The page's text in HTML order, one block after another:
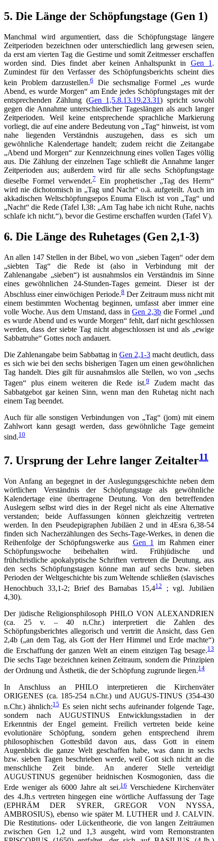
5. Die Länge der Schöpfungstage (Gen 1)
Manchmal wird argumentiert, dass die Schöpfungstage längere
Zeitperioden bezeichnen oder unterschiedlich lang gewesen seien,
da erst am vierten Tag die Gestirne und somit Zeitmesser erschaffen
worden sind. Dies findet aber keinen Anhaltspunkt in Gen 1 .
Zumindest für den Verfasser des Schöpfungsberichts scheint dies
kein Problem darzustellen.6Die sechsmalige Formel „es wurde
Abend, es wurde Morgen“ am Ende jedes Schöpfungstages mit der
entsprechenden Zählung (Gen 1,5.8.13.19.23.31) spricht sowohl
gegen die Annahme unterschiedlicher Tageslängen als auch langer
Zeitperioden. Weil keine entsprechende sprachliche Markierung
vorliegt, die auf eine andere Bedeutung von „Tag“ hinweist, ist vom
nahe liegenden Verständnis auszugehen, dass es sich um
gewöhnliche Kalendertage handelt; zudem reicht die Zeitangabe
„Abend und Morgen“ zur Kennzeichnung eines vollen Tages völlig
aus. Die Zählung der einzelnen Tage schließt die Annahme langer
Zeitperioden aus; außerdem wird für alle sechs Schöpfungstage
dieselbe Formel verwendet.7 Ein prophetischer „Tag des Herrn“
wird nie dichotomisch in „Tag und Nacht“ o.ä. aufgeteilt. Auch im
akkadischen Weltschöpfungsepos Enuma Elisch ist von „Tag“ und
„Nacht“ die Rede (Tafel I,38: „Am Tag habe ich nicht Ruhe, nachts
schlafe ich nicht.“), bevor die Gestirne erschaffen wurden (Tafel V).
6. Die Länge des Ruhetages (Gen 2,1-3)
An allen 147 Stellen in der Bibel, wo von „sieben Tagen“ oder dem
„siebten Tag“ die Rede ist (also in Verbindung mit der
Zahlenangabe „sieben“) ist ausnahmslos ein Verständnis im Sinne
eines gewöhnlichen 24-Stunden-Tages gemeint. Dieser ist der
Abschluss einer einwöchigen Periode.8 Der Zeitraum muss nicht mit
einem bestimmten Wochentag beginnen, umfasst aber immer eine
volle Woche. Aus dem Umstand, dass inGen 2,3b die Formel „und
es wurde Abend und es wurde Morgen“ fehlt, darf nicht geschlossen
werden, dass der siebte Tag nicht abgeschlossen ist und als „ewige
Sabbatruhe“ Gottes noch andauert.
Die Zahlenangabe beim Sabbattag in Gen 2,1-3 macht deutlich, dass
es sich wie bei den sechs bisherigen Tagen um einen gewöhnlichen
Tag handelt. Dies gilt für ausnahmslos alle Stellen, wo von „sechs
Tagen“ plus einem weiteren die Rede ist.9
Zudem macht das
Sabbatgebot gar keinen Sinn, wenn man den Ruhetag nicht nach
einem Tag beendet.
Auch für alle sonstigen Verbindungen von „Tag“ (jom) mit einem
Zahlwort kann gesagt werden, dass gewöhnliche Tage gemeint
sind.10
7. Ursprung der Lehre langer Zeitalter11
Von Anfang an begegnet in der Auslegungsgeschichte neben dem
wörtlichen Verständnis der Schöpfungstage als gewöhnliche
Kalendertage eine übertragene Deutung. Von den betreffenden
Auslegern selbst wird dies in der Regel nicht als eine Alternative
verstanden; beide Auffassungen können gleichzeitig vertreten
werden. In den Pseudepigraphen Jubiläen 2 und in 4Esra 6,38-54
finden sich Nacherzählungen des Sechs-Tage-Werkes, in denen die
Reihenfolge der Schöpfungswerke aus Gen 1
im Rahmen einer
Schöpfungswoche beibehalten wird. Frühjüdische und
frühchristliche apokalyptische Schriften vertreten die Deutung, aus
den sechs Schöpfungstagen könne man auf sechs bzw. sieben
Perioden der Weltgeschichte bis zum Weltende schließen (slavisches
Henochbuch 33,1-2; Brief des Barnabas 15,412
; vgl. Jubiläen
4,30).
Der jüdische Religionsphilosoph PHILO VON ALEXANDRIEN
(ca. 25 v. – 40 n.Chr.) interpretiert die Zahlen des
Schöpfungsberichtes allegorisch und vertritt die Ansicht, dass Gen
2,4b („an dem Tag, als Gott der Herr Himmel und Erde machte“)
die Erschaffung der ganzen Welt an einem einzigen Tag besage.13
Die sechs Tage bezeichnen keinen Zeitraum, sondern die Prinzipien
der Ordnung und Ästhetik, die der Schöpfung zugrunde liegen.14
In Anschluss an PHILO interpretieren die Kirchenväter
ORIGENES (ca. 185-254 n.Chr.) und AUGUS-TINUS (354-430
n.Chr.) ähnlich:15Es seien nicht sechs aufeinander folgende Tage,
sondern nach AUGUSTINUS Entwicklungsstadien in der
Erkenntnis der Engel gemeint. Freilich vertreten beide keine
evolutionäre Schöpfung, sondern gehen entsprechend ihrem
philosophischen Gottesbild davon aus, dass Gott in einem
Augenblick die ganze Welt geschaffen habe, was dann in sechs
bzw. sieben Tagen beschrieben werde, weil Gott sich nicht an die
menschliche Zeit binde. An anderer Stelle verteidigt
AUGUSTINUS gegenüber heidnischen Kosmogonien, dass die
Erde weniger als 6000 Jahre alt sei.16Verschiedene Kirchenväter
des 4.Jh.s vertreten hingegen eine wörtliche Auffassung der Tage
(EPHRÄM DER SYRER, GREGOR VON NYSSA,
AMBROSIUS), ebenso wie später M. LUTHER und J. CALVIN.
Die Restitutions- oder Lückentheorie, die von langen Zeiträumen
zwischen Gen 1,2 und 1,3 ausgeht, wird vom Remonstranten